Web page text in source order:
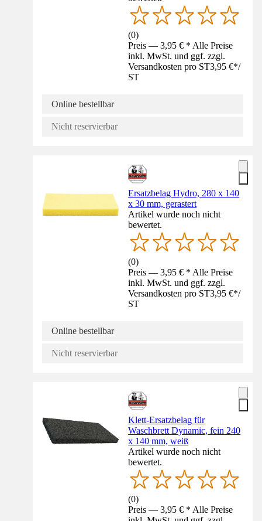
(0)
Preis — 3,95 € * Alle Preise
inkl. MwSt. und ggf. zzgl.
Versandkosten pro ST3,95 €*/
ST
Online bestellbar
Nicht reservierbar
Ersatzbelag Hydro, 280 x 140
x 30 mm, gerastert
Artikel wurde noch nicht
bewertet.
(0)
Preis — 3,95 € * Alle Preise
inkl. MwSt. und ggf. zzgl.
Versandkosten pro ST3,95 €*/
ST
Online bestellbar
Nicht reservierbar
Klett-Ersatzbelag für
Waschbrett Dynamic, fein 240
x 140 mm, weiß
Artikel wurde noch nicht
bewertet.
(0)
Preis — 3,95 € * Alle Preise